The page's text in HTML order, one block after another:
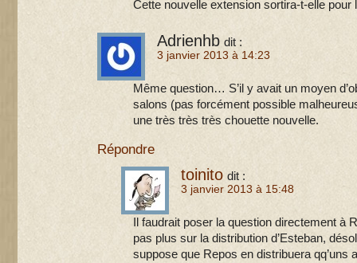
Cette nouvelle extension sortira-t-elle pour
Adrienhb dit :
3 janvier 2013 à 14:23
Même question… S’il y avait un moyen
salons (pas forcément possible
une très très très chouette nouvelle.
Répondre
toinito dit :
3 janvier 2013 à 15:48
Il faudrait poser la question directement à
pas plus sur la distribution d’Esteban,
suppose que Repos en distribuera